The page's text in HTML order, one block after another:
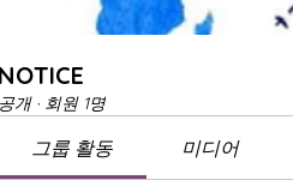
NOTICE
공개 · 회원 1명
그룹 활동 미디어